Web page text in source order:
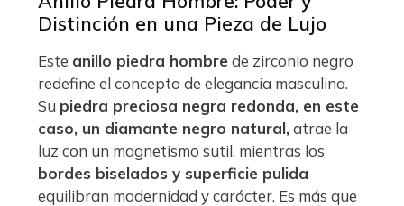
Distinción en una Pieza de Lujo
Este anillo piedra hombrede zirconio negro
redefine el concepto de elegancia masculina.
Su piedra preciosa negra redonda, en este
caso, un diamante negro natural,atrae la
luz con un magnetismo sutil, mientras los
bordes biselados y superficie pulida
equilibran modernidad y carácter. Es más que